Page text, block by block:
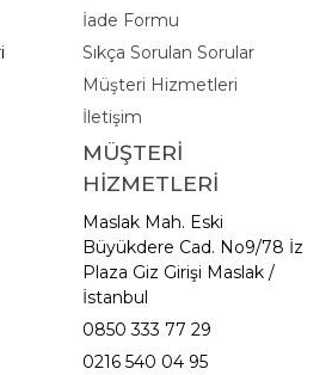
İade Formu
Sıkça Sorulan Sorular
Müşteri Hizmetleri
İletişim
MÜŞTERİ
HİZMETLERİ
Maslak Mah. Eski
Büyükdere Cad. No9/78 İz
Plaza Giz Girişi Maslak /
İstanbul
0850 333 77 29
0216 540 04 95